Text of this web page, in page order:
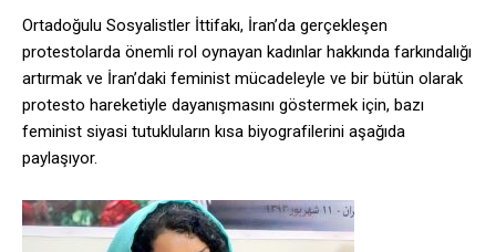
Ortadoğulu Sosyalistler İttifakı, İran’da gerçekleşen
protestolarda önemli rol oynayan kadınlar hakkında farkındalığı
artırmak ve İran’daki feminist mücadeleyle ve bir bütün olarak
protesto hareketiyle dayanışmasını göstermek için, bazı
feminist siyasi tutukluların kısa biyografilerini aşağıda
paylaşıyor.